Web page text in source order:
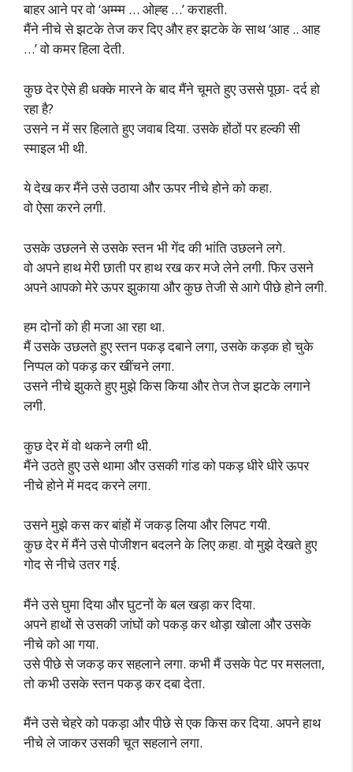
बाहर आने पर वो ‘अम्म्म … ओह्ह …’ कराहती.
मैंने नीचे से झटके तेज कर दिए और हर झटके के साथ ‘आह .. आह
…’ वो कमर हिला देती.
कुछ देर ऐसे ही धक्के मारने के बाद मैंने चूमते हुए उससे पूछा- दर्द हो
रहा है?
उसने न में सर हिलाते हुए जवाब दिया. उसके होंठों पर हल्की सी
स्माइल भी थी.
ये देख कर मैंने उसे उठाया और ऊपर नीचे होने को कहा.
वो ऐसा करने लगी.
उसके उछलने से उसके स्तन भी गेंद की भांति उछलने लगे.
वो अपने हाथ मेरी छाती पर हाथ रख कर मजे लेने लगी. फिर उसने
अपने आपको मेरे ऊपर झुकाया और कुछ तेजी से आगे पीछे होने लगी.
हम दोनों को ही मजा आ रहा था.
मैं उसके उछलते हुए स्तन पकड़ दबाने लगा, उसके कड़क हो चुके
निप्पल को पकड़ कर खींचने लगा.
उसने नीचे झुकते हुए मुझे किस किया और तेज तेज झटके लगाने
लगी.
कुछ देर में वो थकने लगी थी.
मैंने उठते हुए उसे थामा और उसकी गांड को पकड़ धीरे धीरे ऊपर
नीचे होने में मदद करने लगा.
उसने मुझे कस कर बांहों में जकड़ लिया और लिपट गयी.
कुछ देर में मैंने उसे पोजीशन बदलने के लिए कहा. वो मुझे देखते हुए
गोद से नीचे उतर गई.
मैंने उसे घुमा दिया और घुटनों के बल खड़ा कर दिया.
अपने हाथों से उसकी जांघों को पकड़ कर थोड़ा खोला और उसके
नीचे को आ गया.
उसे पीछे से जकड़ कर सहलाने लगा. कभी मैं उसके पेट पर मसलता,
तो कभी उसके स्तन पकड़ कर दबा देता.
मैंने उसे चेहरे को पकड़ा और पीछे से एक किस कर दिया. अपने हाथ
नीचे ले जाकर उसकी चूत सहलाने लगा.